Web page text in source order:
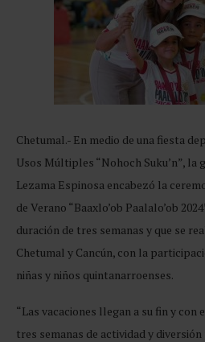
Chetumal.- En medio de una fiesta
Usos Múltiples “Nohoch Suku’n”, la
Lezama Espinosa encabezó la
de Verano “Baaxlo’ob Paalalo’ob
duración de tres semanas y que se
Chetumal y Cancún, con la
niñas y niños quintanarroenses.
“Las vacaciones llegan a su fin y con
tres semanas de actividad y